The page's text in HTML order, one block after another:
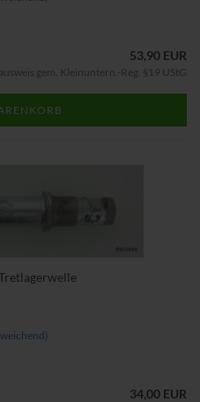
53,90 EUR
gem. Kleinuntern.-Reg. §19 UStG
34,00 EUR